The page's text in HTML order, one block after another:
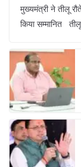
c
b
o
o
k
A
p
p
मुख्यमंत्री ने तीलू
किया सम्मानित